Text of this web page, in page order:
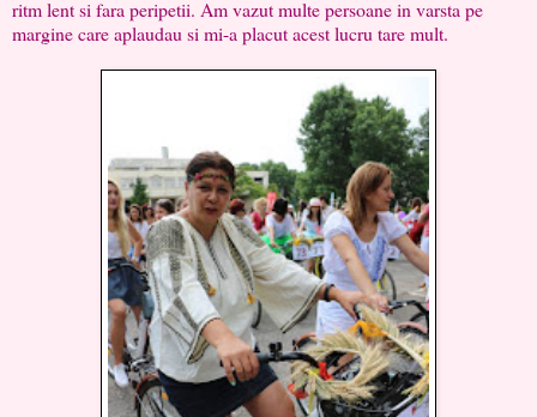
ritm lent si fara peripetii. Am vazut multe persoane in varsta pe
margine care aplaudau si mi-a placut acest lucru tare mult.